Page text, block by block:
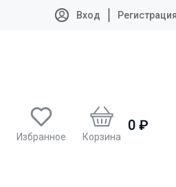
Вход
Избранное Корзина
0 ₽